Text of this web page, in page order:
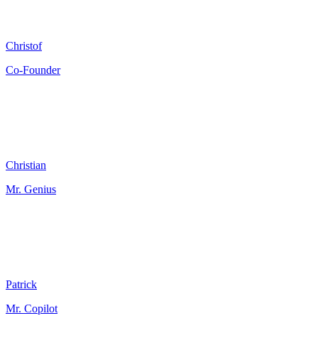
Christof
Co-Founder
Christian
Mr. Genius
Patrick
Mr. Copilot